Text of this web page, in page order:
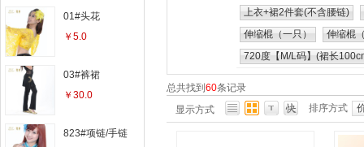
上衣+裙2件套(不含腰链)
伸缩棍（一只）
伸缩棍
720度【M/L码】(裙长
总共找到 60条记录
显示方式
排序方式
01#头花
￥5.0
03#裤裙
￥30.0
823#项链/手链